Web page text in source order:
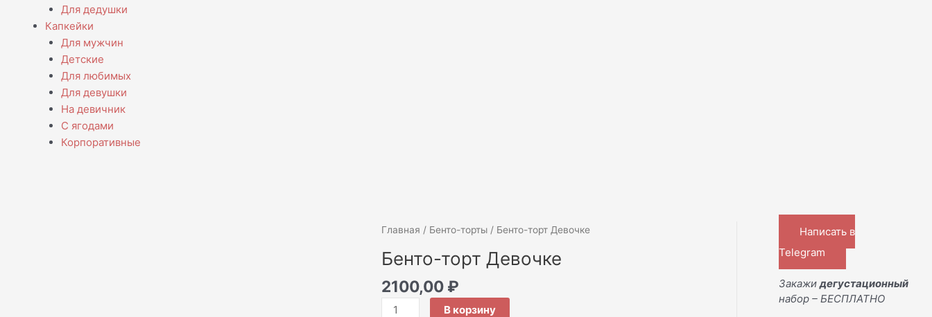
Для дедушки
Капкейки
Для мужчин
Детские
Для любимых
Для девушки
На девичник
С ягодами
Корпоративные
Главная / Бенто-торты / Бенто-торт Девочке
Бенто-торт Девочке
2100,00 ₽
Количество
Бенто-
торт
Девочке
В корзину
Написать в
Telegram
Закажидегустационный
набор – БЕСПЛАТНО